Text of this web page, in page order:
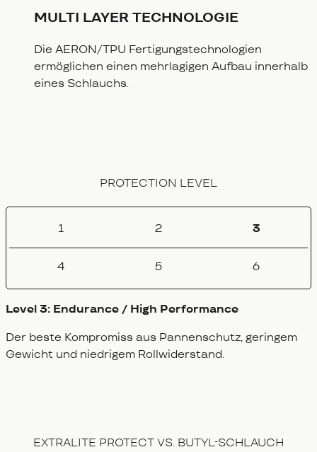
MULTI LAYER TECHNOLOGIE
Die AERON/TPU Fertigungstechnologien
ermöglichen einen mehrlagigen Aufbau innerhalb
eines Schlauchs.
PROTECTION LEVEL
1 2 3
4 5 6
Level 3: Endurance / High Performance
Der beste Kompromiss aus Pannenschutz, geringem
Gewicht und niedrigem Rollwiderstand.
EXTRALITE PROTECT VS. BUTYL-SCHLAUCH